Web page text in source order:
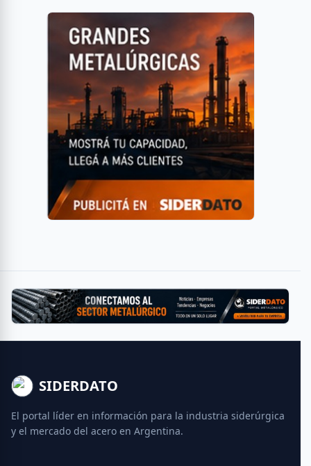
SIDERDATO
El portal líder en información para la industria siderúrgica
y el mercado del acero en Argentina.